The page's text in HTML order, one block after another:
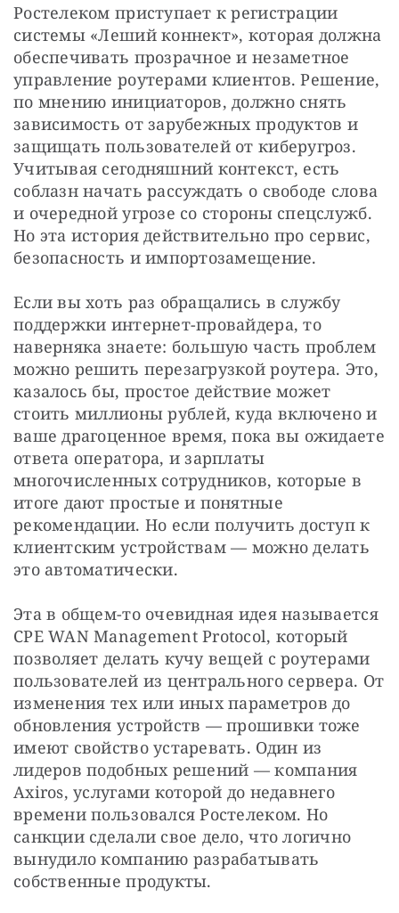
Ростелеком приступает к регистрации
системы «Леший коннект», которая должна
обеспечивать прозрачное и незаметное
управление роутерами клиентов. Решение,
по мнению инициаторов, должно снять
зависимость от зарубежных продуктов и
защищать пользователей от киберугроз.
Учитывая сегодняшний контекст, есть
соблазн начать рассуждать о свободе слова
и очередной угрозе со стороны спецслужб.
Но эта история действительно про сервис,
безопасность и импортозамещение.
Если вы хоть раз обращались в службу
поддержки интернет-провайдера, то
наверняка знаете: большую часть проблем
можно решить перезагрузкой роутера. Это,
казалось бы, простое действие может
стоить миллионы рублей, куда включено и
ваше драгоценное время, пока вы ожидаете
ответа оператора, и зарплаты
многочисленных сотрудников, которые в
итоге дают простые и понятные
рекомендации. Но если получить доступ к
клиентским устройствам — можно делать
это автоматически.
Эта в общем-то очевидная идея называется
CPE WAN Management Protocol, который
позволяет делать кучу вещей с роутерами
пользователей из центрального сервера. От
изменения тех или иных параметров до
обновления устройств — прошивки тоже
имеют свойство устаревать. Один из
лидеров подобных решений — компания
Axiros, услугами которой до недавнего
времени пользовался Ростелеком. Но
санкции сделали свое дело, что логично
вынудило компанию разрабатывать
собственные продукты.